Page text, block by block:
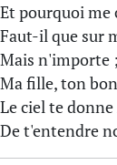
Et pourquoi me
Faut-il que sur
Mais n'importe
Ma fille, ton
Le ciel te
De t'entendre